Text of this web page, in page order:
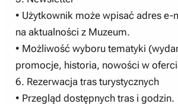
• Użytkownik może wpisać adres e-
na aktualności z Muzeum.
• Możliwość wyboru tematyki
promocje, historia, nowości w
6. Rezerwacja tras turystycznych
• Przegląd dostępnych tras i godzin.